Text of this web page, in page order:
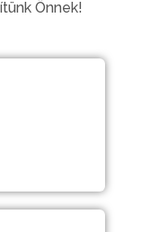
Önnek!